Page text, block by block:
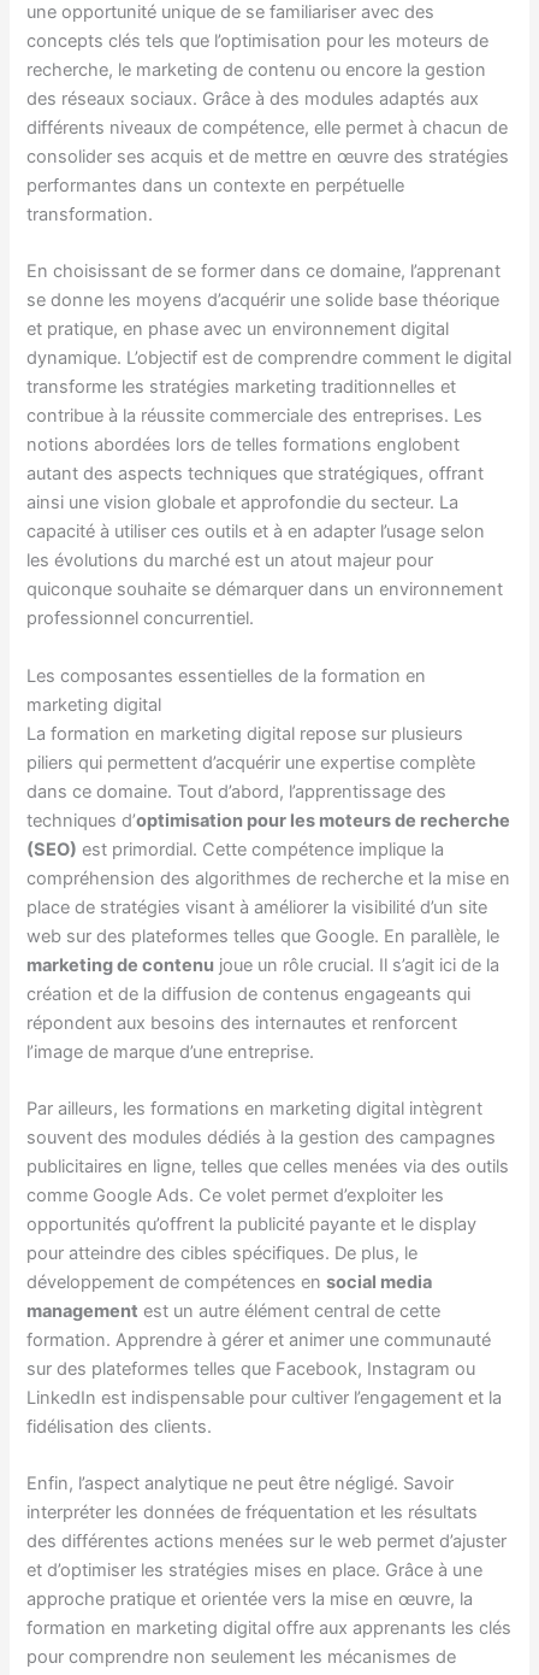
une opportunité unique de se familiariser avec des
concepts clés tels que l’optimisation pour les moteurs de
recherche, le marketing de contenu ou encore la gestion
des réseaux sociaux. Grâce à des modules adaptés aux
différents niveaux de compétence, elle permet à chacun de
consolider ses acquis et de mettre en œuvre des stratégies
performantes dans un contexte en perpétuelle
transformation.
En choisissant de se former dans ce domaine, l’apprenant
se donne les moyens d’acquérir une solide base théorique
et pratique, en phase avec un environnement digital
dynamique. L’objectif est de comprendre comment le digital
transforme les stratégies marketing traditionnelles et
contribue à la réussite commerciale des entreprises. Les
notions abordées lors de telles formations englobent
autant des aspects techniques que stratégiques, offrant
ainsi une vision globale et approfondie du secteur. La
capacité à utiliser ces outils et à en adapter l’usage selon
les évolutions du marché est un atout majeur pour
quiconque souhaite se démarquer dans un environnement
professionnel concurrentiel.
Les composantes essentielles de la formation en
marketing digital
La formation en marketing digital repose sur plusieurs
piliers qui permettent d’acquérir une expertise complète
dans ce domaine. Tout d’abord, l’apprentissage des
techniques d’optimisation pour les moteurs de recherche
(SEO) est primordial. Cette compétence implique la
compréhension des algorithmes de recherche et la mise en
place de stratégies visant à améliorer la visibilité d’un site
web sur des plateformes telles que Google. En parallèle, le
marketing de contenu joue un rôle crucial. Il s’agit ici de la
création et de la diffusion de contenus engageants qui
répondent aux besoins des internautes et renforcent
l’image de marque d’une entreprise.
Par ailleurs, les formations en marketing digital intègrent
souvent des modules dédiés à la gestion des campagnes
publicitaires en ligne, telles que celles menées via des outils
comme Google Ads. Ce volet permet d’exploiter les
opportunités qu’offrent la publicité payante et le display
pour atteindre des cibles spécifiques. De plus, le
développement de compétences ensocial media
management est un autre élément central de cette
formation. Apprendre à gérer et animer une communauté
sur des plateformes telles que Facebook, Instagram ou
LinkedIn est indispensable pour cultiver l’engagement et la
fidélisation des clients.
Enfin, l’aspect analytique ne peut être négligé. Savoir
interpréter les données de fréquentation et les résultats
des différentes actions menées sur le web permet d’ajuster
et d’optimiser les stratégies mises en place. Grâce à une
approche pratique et orientée vers la mise en œuvre, la
formation en marketing digital offre aux apprenants les clés
pour comprendre non seulement les mécanismes de